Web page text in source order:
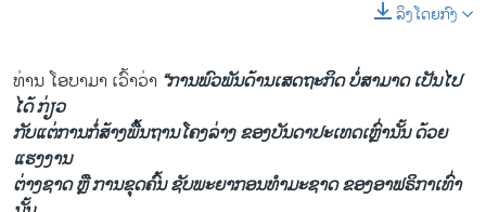
SHARE
ລິງໂດຍກົງ
ທ່ານ ໂອບາມາ ເວົ້າວ່າ “ການພົວພັນດ້ານເສດຖະກິດ ບໍ່ສາມາດ ເປັນໄປ
ໄດ້ ກ່ຽວ
ກັບແຕ່ການກໍ່ສ້າງພື້ນຖານໂຄງລ່າງ ຂອງບັນດາປະເທດເຫຼົ່ານັ້ນ ດ້ວຍ​
ແຮງງານ
ຕ່າງຊາດ ຫຼື ການຂຸດຄົ້ນ ຊັບພະຍາກອນທຳມະຊາດ ຂອງອາຟຣິກາເທົ່າ